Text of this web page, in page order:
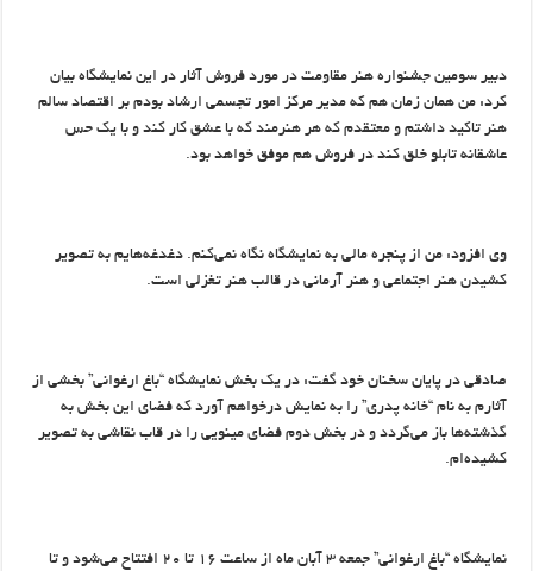
دبیر سومین جشنواره هنر مقاومت در مورد فروش آثار در این نمایشگاه بیان
کرد: من همان زمان هم که مدیر مرکز امور تجسمی ارشاد بودم بر اقتصاد سالم
هنر تاکید داشتم و معتقدم که هر هنرمند که با عشق کار کند و با یک حس
عاشقانه تابلو خلق کند در فروش هم موفق خواهد بود.
وی افزود: من از پنجره مالی به نمایشگاه نگاه نمی‌کنم. دغدغه‌هایم به تصویر
کشیدن هنر اجتماعی و هنر آرمانی در قالب هنر تغزلی است.
صادقی در پایان سخنان خود گفت: در یک بخش نمایشگاه “باغ ارغوانی” بخشی از
آثارم به نام “خانه پدری” را به نمایش درخواهم آورد که فضای این بخش به
گذشته‌ها باز می‌گردد و در بخش دوم فضای مینویی را در قاب نقاشی به تصویر
کشیده‌ام.
نمایشگاه “باغ ارغوانی” جمعه ۳ آبان ماه از ساعت ۱۶ تا ۲۰ افتتاح می‌شود و تا